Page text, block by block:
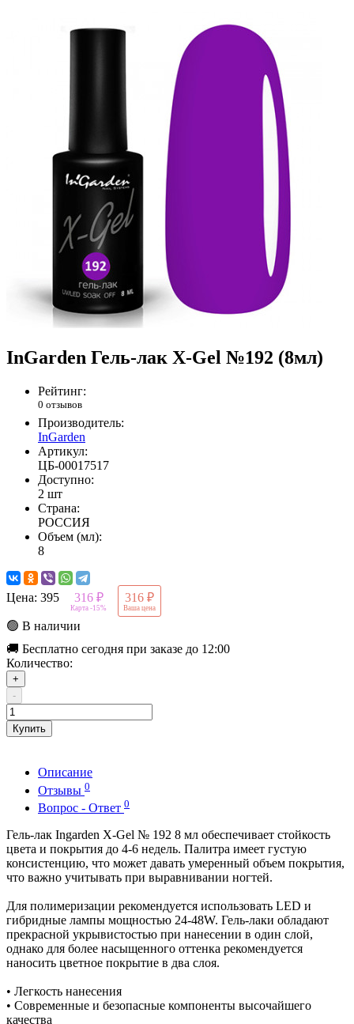
InGarden Гель-лак X-Gel №192 (8мл)
Рейтинг:
0 отзывов
Производитель:
InGarden
Артикул:
ЦБ-00017517
Доступно:
2 шт
Страна:
РОССИЯ
Объем (мл):
8
Цена: 395 316 ₽
Карта -15%
316 ₽
Ваша цена
🟢 В наличии
🚚 Бесплатно сегодня при заказе до 12:00
Количество:
+
-
Купить
Описание
Отзывы 0
Вопрос - Ответ 0
Гель-лак Ingarden X-Gel № 192 8 мл обеспечивает стойкость
цвета и покрытия до 4-6 недель. Палитра имеет густую
консистенцию, что может давать умеренный объем покрытия,
что важно учитывать при выравнивании ногтей.
Для полимеризации рекомендуется использовать LED и
гибридные лампы мощностью 24-48W. Гель-лаки обладают
прекрасной укрывистостью при нанесении в один слой,
однако для более насыщенного оттенка рекомендуется
наносить цветное покрытие в два слоя.
• Легкость нанесения
• Современные и безопасные компоненты высочайшего
качества